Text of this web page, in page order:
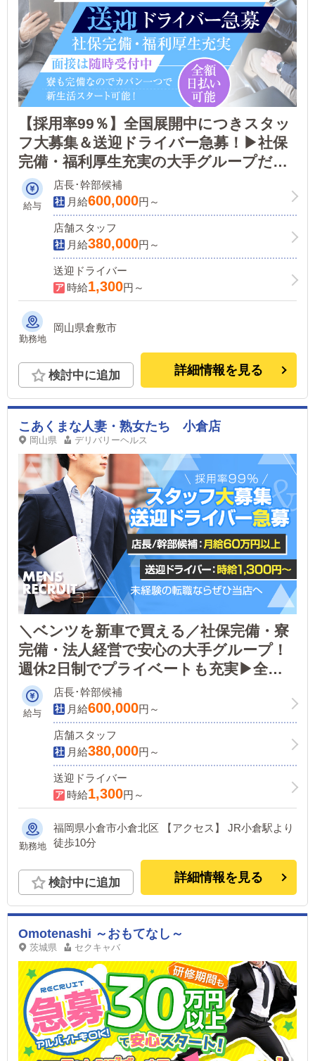
【採用率99％】全国展開中につきスタッ
フ大募集＆送迎ドライバー急募！▶社保
完備・福利厚生充実の大手グループだか
ら安心！学歴・経験不問で急募中！
給与
店長･幹部候補
月給600,000円～
店舗スタッフ
月給380,000円～
送迎ドライバー
時給1,300円～
勤務地
岡山県倉敷市
検討中に追加 詳細情報を見る
こあくまな人妻・熟女たち 小倉店
岡山県 デリバリーヘルス
＼ベンツを新車で買える／社保完備・寮
完備・法人経営で安心の大手グループ！
週休2日制でプライベートも充実▶全国
展開中につきスタッフ＆送迎ドライバー
大募集中！！今がチャンス！！
給与
店長･幹部候補
月給600,000円～
店舗スタッフ
月給380,000円～
送迎ドライバー
時給1,300円～
勤務地
福岡県小倉市小倉北区 【アクセス】 JR小倉駅より
徒歩10分
検討中に追加 詳細情報を見る
Omotenashi ～おもてなし～
茨城県 セクキャバ